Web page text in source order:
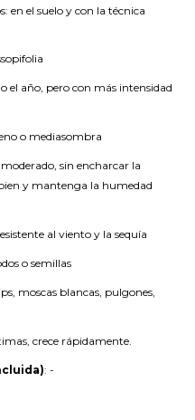
en el suelo y con la técnica
el año, pero con más intensidad
o mediasombra
sin encharcar la
y mantenga la humedad
al viento y la sequía
o semillas
moscas blancas, pulgones,
crece rápidamente.
: -